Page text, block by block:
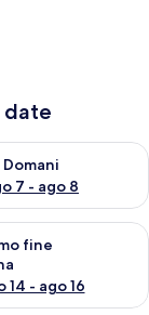
date
- ago 7
Domani
7 - ago 8
per
ago 7 - ago
fine
14 - ago 16
per il